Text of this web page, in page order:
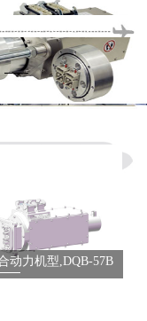
动力机型,DQB-57B